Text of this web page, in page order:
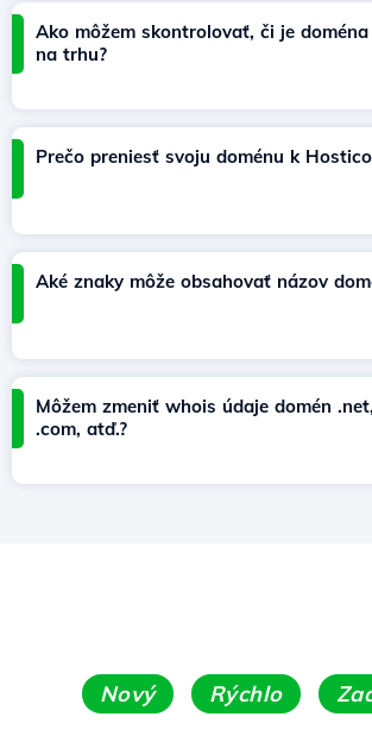
Ako môžem skontrolovať, či je
na trhu?
Prečo preniesť svoju doménu k
Aké znaky môže obsahovať názov
Môžem zmeniť whois údaje domén
.com, atď.?
Nový Rýchlo